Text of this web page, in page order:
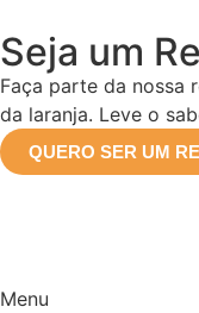
Seja um
Faça parte da nossa
da laranja. Leve o
QUERO SER UM
Menu